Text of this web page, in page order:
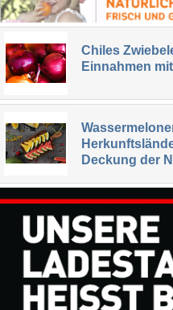
Chiles
Einnahmen
Deckung der